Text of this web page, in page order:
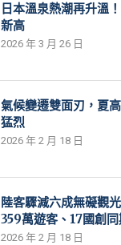
日本溫泉熱潮再升溫
新高
2026 年 3 月 26 日
氣候變遷雙面刃，夏
猛烈
2026 年 2 月 18 日
陸客驟減六成無礙觀
359萬遊客、17國創
2026 年 2 月 18 日